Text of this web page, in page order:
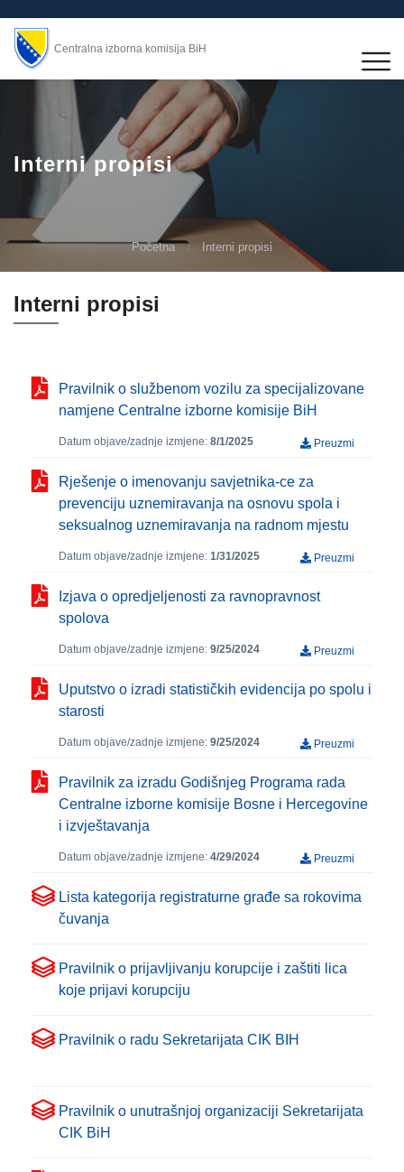
Centralna izborna komisija BiH
Interni propisi
Početna Interni propisi
Interni propisi
Pravilnik o službenom vozilu za specijalizovane
namjene Centralne izborne komisije BiH
Datum objave/zadnje izmjene: 8/1/2025 Preuzmi
Rješenje o imenovanju savjetnika-ce za
prevenciju uznemiravanja na osnovu spola i
seksualnog uznemiravanja na radnom mjestu
Datum objave/zadnje izmjene: 1/31/2025 Preuzmi
Izjava o opredjeljenosti za ravnopravnost
spolova
Datum objave/zadnje izmjene: 9/25/2024 Preuzmi
Uputstvo o izradi statističkih evidencija po spolu i
starosti
Datum objave/zadnje izmjene: 9/25/2024 Preuzmi
Pravilnik za izradu Godišnjeg Programa rada
Centralne izborne komisije Bosne i Hercegovine
i izvještavanja
Datum objave/zadnje izmjene: 4/29/2024 Preuzmi
Lista kategorija registraturne građe sa rokovima
čuvanja
Pravilnik o prijavljivanju korupcije i zaštiti lica
koje prijavi korupciju
Pravilnik o radu Sekretarijata CIK BIH
Pravilnik o unutrašnjoj organizaciji Sekretarijata
CIK BiH